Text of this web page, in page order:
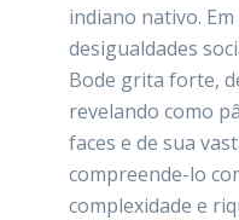
indiano nativo.
desigualdades
Bode grita forte,
revelando como
faces e de sua
compreende-lo
complexidade e